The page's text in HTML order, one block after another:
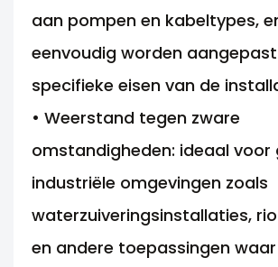
aan pompen en kabeltypes,
eenvoudig worden
specifieke eisen van de
• Weerstand tegen zware
omstandigheden: ideaal voor
industriële omgevingen zoals
waterzuiveringsinstallaties,
en andere toepassingen